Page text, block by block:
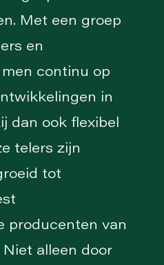
Met een groep
en
continu op
in
dan ook flexibel
telers zijn
tot
producenten van
alleen door